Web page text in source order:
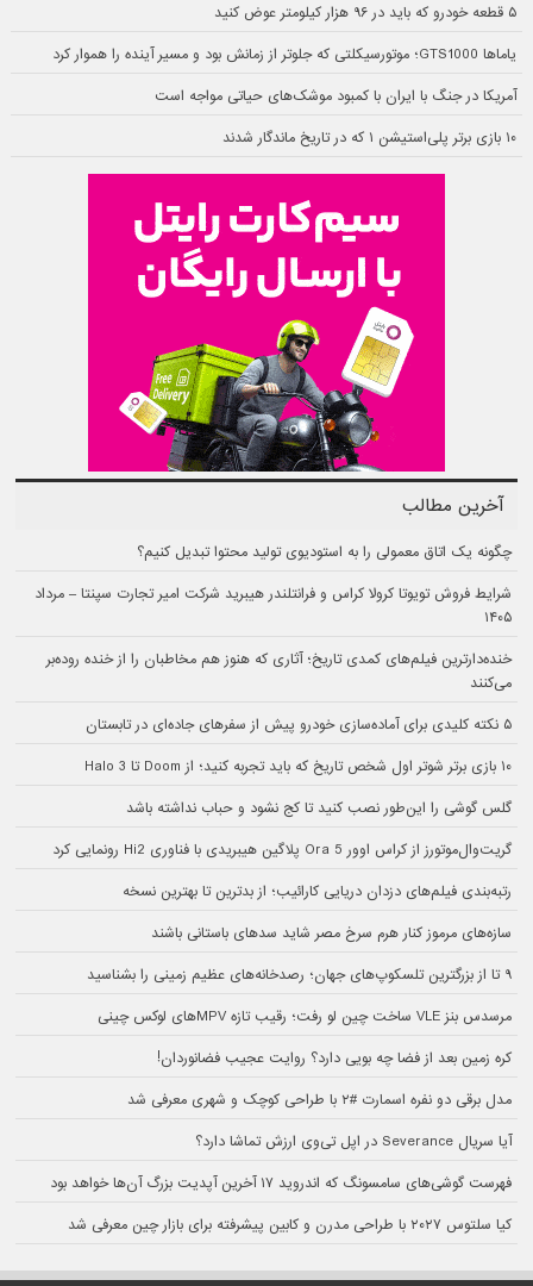
۵ قطعه خودرو که باید در ۹۶ هزار کیلومتر عوض کنید
یاماها GTS1000؛ موتورسیکلتی که جلوتر از زمانش بود و مسیر آینده را هموار کرد
آمریکا در جنگ با ایران با کمبود موشک‌های حیاتی مواجه است
۱۰ بازی برتر پلی‌استیشن ۱ که در تاریخ ماندگار شدند
آخرین مطالب
چگونه یک اتاق معمولی را به استودیوی تولید محتوا تبدیل کنیم؟
شرایط فروش تویوتا کرولا کراس و فرانتلندر هیبرید شرکت امیر تجارت سپنتا – مرداد
۱۴۰۵
خنده‌دارترین فیلم‌های کمدی تاریخ؛ آثاری که هنوز هم مخاطبان را از خنده روده‌بر
می‌کنند
۵ نکته کلیدی برای آماده‌سازی خودرو پیش از سفرهای جاده‌ای در تابستان
۱۰ بازی برتر شوتر اول شخص تاریخ که باید تجربه کنید؛ از Doom تا Halo 3
گلس گوشی را این‌طور نصب کنید تا کج نشود و حباب نداشته باشد
گریت‌وال‌موتورز از کراس اوور Ora 5 پلاگین هیبریدی با فناوری Hi2 رونمایی کرد
رتبه‌بندی فیلم‌های دزدان دریایی کارائیب؛ از بدترین تا بهترین نسخه
سازه‌های مرموز کنار هرم سرخ مصر شاید سدهای باستانی باشند
۹ تا از بزرگترین تلسکوپ‌های جهان؛ رصدخانه‌های عظیم زمینی را بشناسید
مرسدس بنز VLE ساخت چین لو رفت؛ رقیب تازه MPVهای لوکس چینی
کره زمین بعد از فضا چه بویی دارد؟ روایت عجیب فضانوردان!
مدل برقی دو نفره اسمارت #۲ با طراحی کوچک و شهری معرفی شد
آیا سریال Severance در اپل تی‌وی ارزش تماشا دارد؟
فهرست گوشی‌های سامسونگ که اندروید ۱۷ آخرین آپدیت بزرگ آن‌ها خواهد بود
کیا سلتوس ۲۰۲۷ با طراحی مدرن و کابین پیشرفته برای بازار چین معرفی شد